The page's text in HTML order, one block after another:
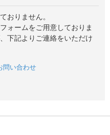
おりません。
ォームをご用意しておりま
下記よりご連絡をいただけ
問い合わせ